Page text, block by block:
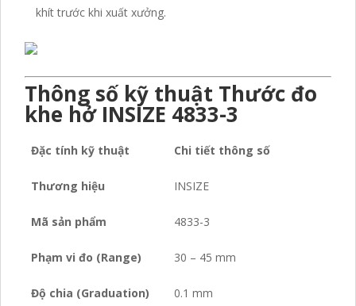
khít trước khi xuất xưởng.
Thông số kỹ thuật Thước đo
khe hở INSIZE 4833-3
Đặc tính kỹ thuật Chi tiết thông số
Thương hiệu INSIZE
Mã sản phẩm 4833-3
Phạm vi đo (Range) 30 – 45 mm
Độ chia (Graduation) 0.1 mm